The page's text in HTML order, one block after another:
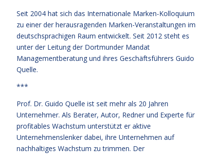
Seit 2004 hat sich das Internationale Marken-Kolloquium
zu einer der herausragenden Marken-Veranstaltungen im
deutschsprachigen Raum entwickelt. Seit 2012 steht es
unter der Leitung der Dortmunder Mandat
Managementberatung und ihres Geschäftsführers Guido
Quelle.
***
Prof. Dr. Guido Quelle ist seit mehr als 20 Jahren
Unternehmer. Als Berater, Autor, Redner und Experte für
profitables Wachstum unterstützt er aktive
Unternehmenslenker dabei, ihre Unternehmen auf
nachhaltiges Wachstum zu trimmen. Der